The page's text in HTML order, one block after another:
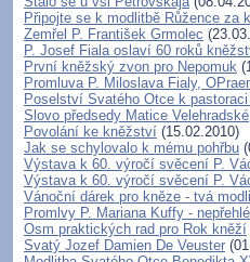
Připojte se k modlitbě Růžence za
Zemřel P. František Grmolec
P. Josef Fiala oslaví 60 roků
První kněžský zvon pro Nepomuk
Promluva P. Miloslava Fialy,
Poselství Svatého Otce k
Slovo předsedy Matice Velehradské
Povolání ke kněžství (15.02.2010)
Jak se schylovalo k mému pohřbu
Výstava k 60. výročí svěcení P.
Výstava k 60. výročí svěcení P.
Vánoční dárek pro kněze - tvá
Promlvy P. Mariana Kuffy -
Osm praktických rad pro Rok kněží
Svatý Jozef Damien De Veuster